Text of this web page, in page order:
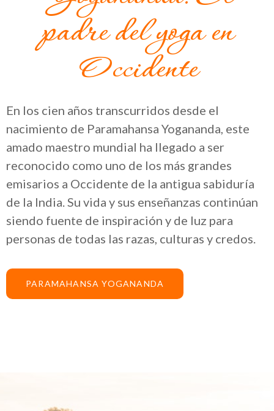
padre del yoga en
Occidente
En los cien años transcurridos desde el
nacimiento de Paramahansa Yogananda, este
amado maestro mundial ha llegado a ser
reconocido como uno de los más grandes
emisarios a Occidente de la antigua sabiduría
de la India. Su vida y sus enseñanzas continúan
siendo fuente de inspiración y de luz para
personas de todas las razas, culturas y credos.
PARAMAHANSA YOGANANDA